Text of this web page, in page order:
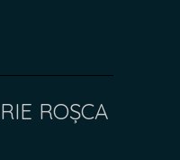
ROȘCA